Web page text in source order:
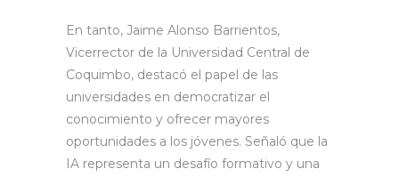
En tanto, Jaime Alonso Barrientos,
Vicerrector de la Universidad Central de
Coquimbo, destacó el papel de las
universidades en democratizar el
conocimiento y ofrecer mayores
oportunidades a los jóvenes. Señaló que la
IA representa un desafío formativo y una